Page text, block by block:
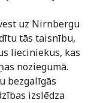
uz Nirnbergu
tās taisnību,
lieciniekus, kas
noziegumā.
bezgalīgās
izslēdza